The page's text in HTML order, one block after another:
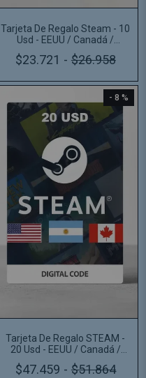
Tarjeta De Regalo Steam - 10
Usd - EEUU / Canadá /
Argentina
$23.721 - $26.958
- 8 %
Tarjeta De Regalo STEAM -
20 Usd - EEUU / Canadá /
Argentina
$47.459 - $51.864